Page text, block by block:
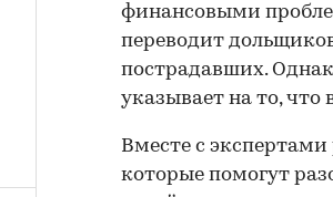
финансовыми
переводит
пострадавших.
указывает на то, что
Вместе с
которые помогут